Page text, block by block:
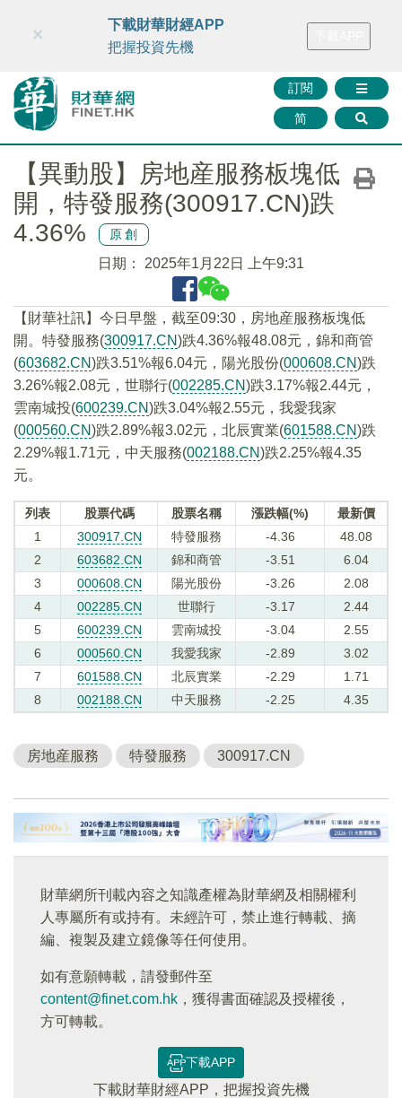
財華智庫網 FINTV FINMETA 財華證券 媒體矩陣
訂閱
简
×
下載財華財經APP
把握投資先機
【異動股】房地産服務板塊低
開，特發服務(300917.CN)跌
4.36%
原創
日期： 2025年1月22日 上午9:31
【財華社訊】今日早盤，截至09:30，房地産服務板塊低
開。特發服務(300917.CN)跌4.36%報48.08元，錦和商管
(603682.CN)跌3.51%報6.04元，陽光股份(000608.CN)跌
3.26%報2.08元，世聯行(002285.CN)跌3.17%報2.44元，
雲南城投(600239.CN)跌3.04%報2.55元，我愛我家
(000560.CN)跌2.89%報3.02元，北辰實業(601588.CN)跌
2.29%報1.71元，中天服務(002188.CN)跌2.25%報4.35
元。
列表 股票代碼 股票名稱 漲跌幅(%)
最新價
1
300917.CN 特發服務 -4.36
48.08
2
603682.CN 錦和商管 -3.51
6.04
3
000608.CN 陽光股份 -3.26
2.08
4
002285.CN 世聯行 -3.17
2.44
5
600239.CN 雲南城投 -3.04
2.55
6
000560.CN 我愛我家 -2.89
3.02
7
601588.CN 北辰實業 -2.29
1.71
8
002188.CN 中天服務 -2.25 4.35
房地産服務 特發服務 300917.CN
財華網所刊載內容之知識產權為財華網及相關權利
人專屬所有或持有。未經許可，禁止進行轉載、摘
編、複製及建立鏡像等任何使用。
如有意願轉載，請發郵件至
content@finet.com.hk ，獲得書面確認及授權後，
方可轉載。
下載APP
下載財華財經APP，把握投資先機